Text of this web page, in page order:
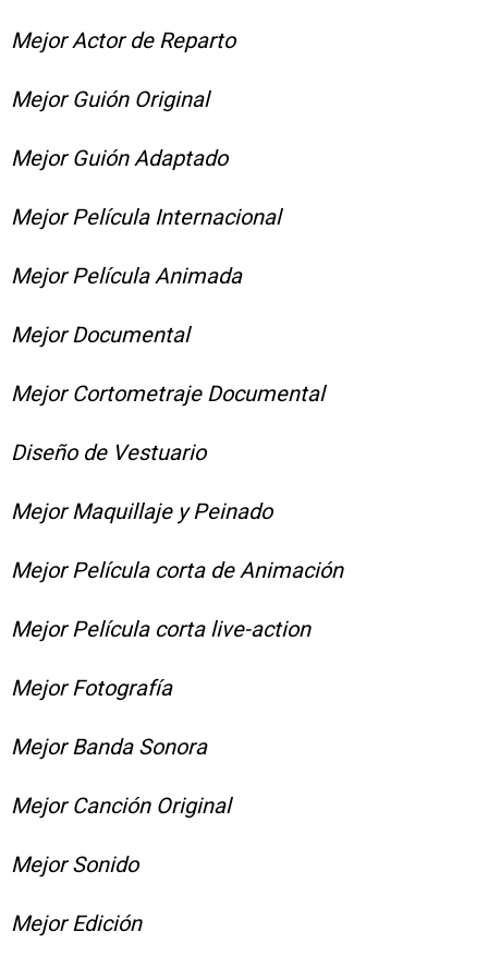
Mejor Actor de Reparto
Mejor Guión Original
Mejor Guión Adaptado
Mejor Película Internacional
Mejor Película Animada
Mejor Documental
Mejor Cortometraje Documental
Diseño de Vestuario
Mejor Maquillaje y Peinado
Mejor Película corta de Animación
Mejor Película corta live-action
Mejor Fotografía
Mejor Banda Sonora
Mejor Canción Original
Mejor Sonido
Mejor Edición